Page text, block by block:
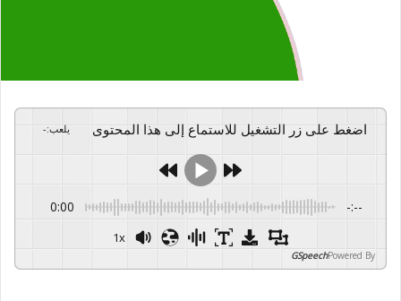
اضغط على زر التشغيل للاستماع إلى هذا المحتوى يلعب:
-
0:00 -:--
1x
Powered By
GSpeech